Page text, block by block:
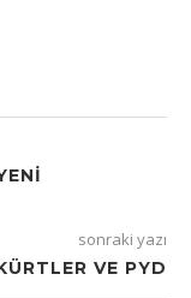
sonraki yazı
VE PYD